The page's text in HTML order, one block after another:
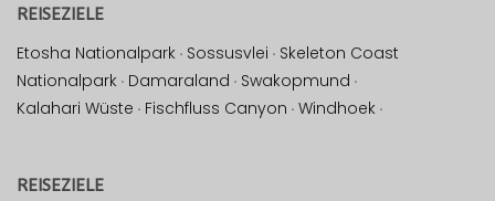
REISEZIELE
Etosha Nationalpark · Sossusvlei · Skeleton Coast
Nationalpark · Damaraland · Swakopmund ·
Kalahari Wüste · Fischfluss Canyon · Windhoek ·
REISEZIELE